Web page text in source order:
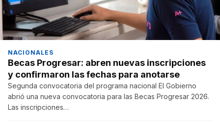
NACIONALES
Becas Progresar: abren nuevas inscripciones
y confirmaron las fechas para anotarse
Segunda convocatoria del programa nacional El Gobierno
abrió una nueva convocatoria para las Becas Progresar 2026.
Las inscripciones…